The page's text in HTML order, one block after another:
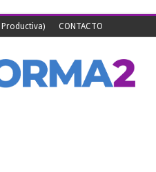
Productiva) CONTACTO